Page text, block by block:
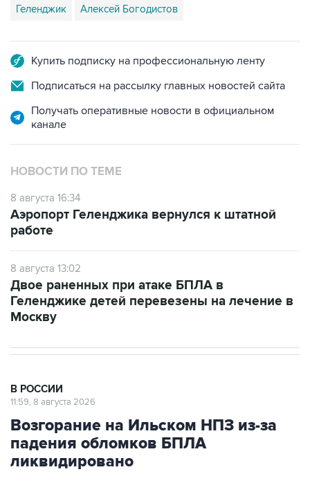
Геленджик Алексей Богодистов
Купить подписку на профессиональную ленту
Подписаться на рассылку главных новостей сайта
Получать оперативные новости в официальном
канале
НОВОСТИ ПО ТЕМЕ
8 августа 16:34
Аэропорт Геленджика вернулся к штатной
работе
8 августа 13:02
Двое раненных при атаке БПЛА в
Геленджике детей перевезены на лечение в
Москву
В РОССИИ
11:59, 8 августа 2026
Возгорание на Ильском НПЗ из-за
падения обломков БПЛА
ликвидировано